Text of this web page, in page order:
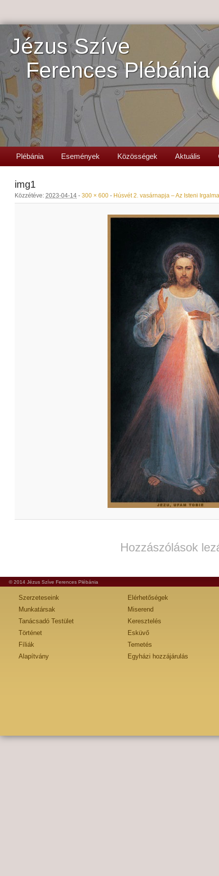
Jézus Szíve
Ferences Plébánia
Plébánia Események Közösségek Aktuális
img1
Közzétéve: 2023-04-14 - 300 × 600 - Húsvét 2. vasárnapja – Az Isteni
Hozzászólások
© 2014 Jézus Szíve Ferences Plébánia
Szerzeteseink
Munkatársak
Tanácsadó Testület
Történet
Fíliák
Alapítvány
Elérhetőségek
Miserend
Keresztelés
Esküvő
Temetés
Egyházi hozzájárulás